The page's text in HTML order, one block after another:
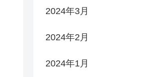
2024年3月
2024年2月
2024年1月